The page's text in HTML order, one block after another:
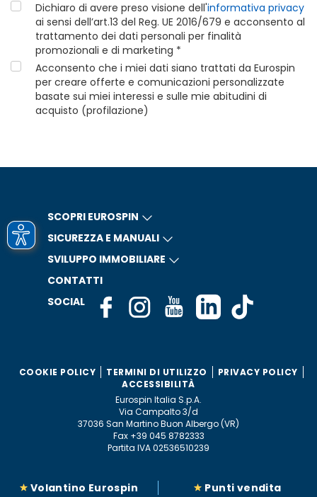
Dichiaro di avere preso visione dell'informativa privacy
ai sensi dell’art.13 del Reg. UE 2016/679 e acconsento al
trattamento dei dati personali per finalità
promozionali e di marketing *
Acconsento che i miei dati siano trattati da Eurospin
per creare offerte e comunicazioni personalizzate
basate sui miei interessi e sulle mie abitudini di
acquisto (profilazione)
SCOPRI EUROSPIN
SICUREZZA E MANUALI
SVILUPPO IMMOBILIARE
CONTATTI
SOCIAL
COOKIE POLICY TERMINI DI UTILIZZO
PRIVACY POLICY
ACCESSIBILITÀ
Eurospin Italia S.p.A.
Via Campalto 3/d
37036 San Martino Buon Albergo (VR)
Fax +39 045 8782333
Partita IVA 02536510239
Volantino Eurospin Punti vendita